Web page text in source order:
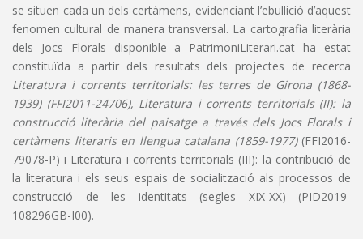
se situen cada un dels certàmens, evidenciant l’ebullició d’aquest
fenomen cultural de manera transversal. La cartografia literària
dels Jocs Florals disponible a PatrimoniLiterari.cat ha estat
constituïda a partir dels resultats dels projectes de recerca
Literatura i corrents territorials: les terres de Girona (1868-
1939) (FFI2011-24706), Literatura i corrents territorials (II): la
construcció literària del paisatge a través dels Jocs Florals i
certàmens literaris en llengua catalana (1859-1977)(FFI2016-
79078-P) i Literatura i corrents territorials (III): la contribució de
la literatura i els seus espais de socialització als processos de
construcció de les identitats (segles XIX-XX) (PID2019-
108296GB-I00).